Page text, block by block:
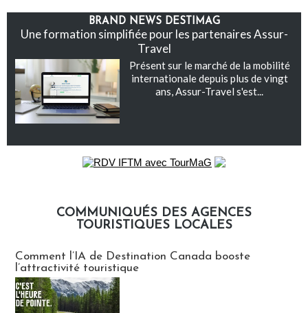
BRAND NEWS DESTIMAG
Une formation simplifiée pour les partenaires Assur-
Travel
Présent sur le marché de la mobilité
internationale depuis plus de vingt
ans, Assur-Travel s'est...
COMMUNIQUÉS DES AGENCES
TOURISTIQUES LOCALES
Comment l’IA de Destination Canada booste
l’attractivité touristique